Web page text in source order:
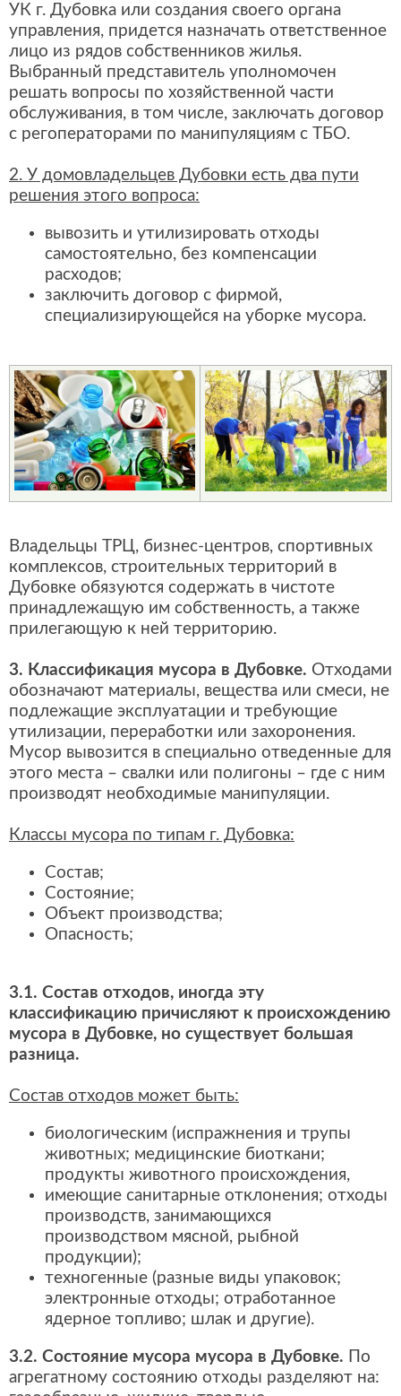
УК г. Дубовка или создания своего органа
управления, придется назначать ответственное
лицо из рядов собственников жилья.
Выбранный представитель уполномочен
решать вопросы по хозяйственной части
обслуживания, в том числе, заключать договор
с регоператорами по манипуляциям с ТБО.
2. У домовладельцев Дубовки есть два пути
решения этого вопроса:
вывозить и утилизировать отходы
самостоятельно, без компенсации
расходов;
заключить договор с фирмой,
специализирующейся на уборке мусора.
Владельцы ТРЦ, бизнес-центров, спортивных
комплексов, строительных территорий в
Дубовке обязуются содержать в чистоте
принадлежащую им собственность, а также
прилегающую к ней территорию.
3. Классификация мусора в Дубовке. Отходами
обозначают материалы, вещества или смеси, не
подлежащие эксплуатации и требующие
утилизации, переработки или захоронения.
Мусор вывозится в специально отведенные для
этого места – свалки или полигоны – где с ним
производят необходимые манипуляции.
Классы мусора по типам г. Дубовка:
Состав;
Состояние;
Объект производства;
Опасность;
3.1. Состав отходов, иногда эту
классификацию причисляют к происхождению
мусора в Дубовке, но существует большая
разница.
Состав отходов может быть:
биологическим (испражнения и трупы
животных; медицинские биоткани;
продукты животного происхождения,
имеющие санитарные отклонения; отходы
производств, занимающихся
производством мясной, рыбной
продукции);
техногенные (разные виды упаковок;
электронные отходы; отработанное
ядерное топливо; шлак и другие).
3.2. Состояние мусора мусора в Дубовке. По
агрегатному состоянию отходы разделяют на: